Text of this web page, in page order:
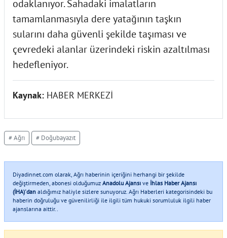
odaklanıyor. Sahadaki imalatların
tamamlanmasıyla dere yatağının taşkın
sularını daha güvenli şekilde taşıması ve
çevredeki alanlar üzerindeki riskin azaltılması
hedefleniyor.
Kaynak: HABER MERKEZİ
# Ağrı # Doğubayazıt
Diyadinnet.com olarak, Ağrı haberinin içeriğini herhangi bir şekilde
değiştirmeden, abonesi olduğumuz Anadolu Ajansı ve İhlas Haber Ajansı
(İHA)'dan aldığımız haliyle sizlere sunuyoruz. Ağrı Haberleri kategorisindeki bu
haberin doğruluğu ve güvenilirliği ile ilgili tüm hukuki sorumluluk ilgili haber
ajanslarına aittir..